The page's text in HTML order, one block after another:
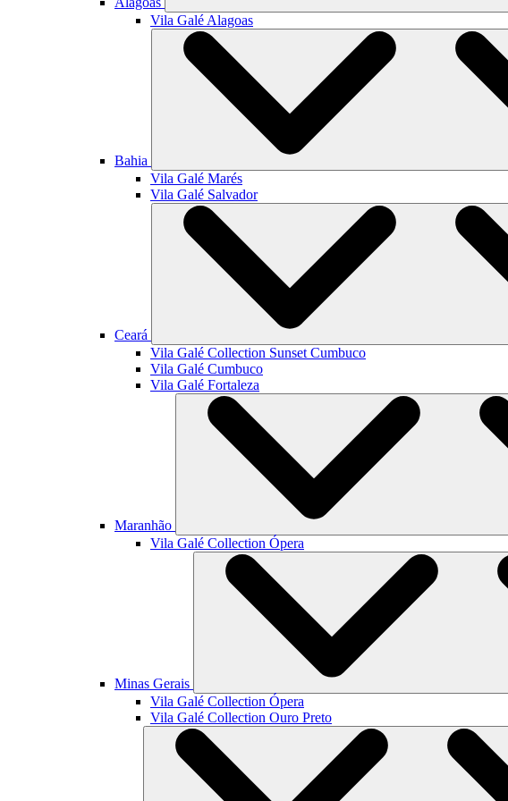
Vila Galé Alagoas
Bahia
Vila Galé Marés
Vila Galé Salvador
Ceará
Vila Galé Collection Sunset Cumbuco
Vila Galé Cumbuco
Vila Galé Fortaleza
Maranhão
Vila Galé Collection Ópera
Minas Gerais
Vila Galé Collection Ópera
Vila Galé Collection Ouro Preto